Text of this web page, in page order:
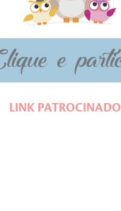
LINK PATROCINADO